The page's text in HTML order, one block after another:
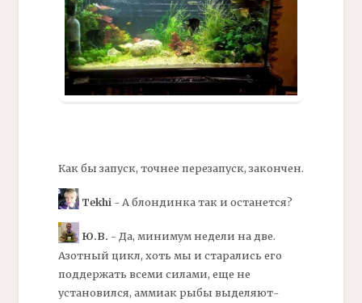
Как бы запуск, точнее перезапуск, закончен.
Tekhi- А блондинка так и останется?
Ю.В. - Да, минимум недели на две.
Азотный цикл, хоть мы и старались его
поддержать всеми силами, еще не
установился, аммиак рыбы выделяют-